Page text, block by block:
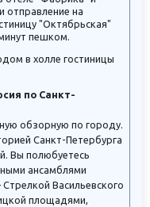
отправление на
"Октябрьская"
пешком.
в холле гостиницы
по Санкт-
обзорную по городу.
Санкт-Петербурга
Вы полюбуетесь
ансамблями
Васильевского
площадями,